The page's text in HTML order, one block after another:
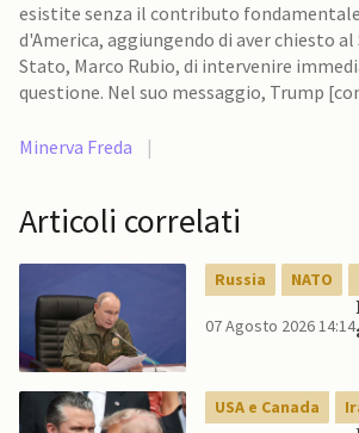
esistite senza il contributo
d'America, aggiungendo di aver chiesto
Stato, Marco Rubio, di intervenire
questione. Nel suo messaggio, Trump
Minerva Freda |
Articoli correlati
Russia NATO
07 Agosto 2026 14:14
USA e Canada